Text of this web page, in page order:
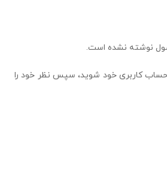
نوشته نشده است.
حساب کاربری خود شوید، سپس نظر خود را